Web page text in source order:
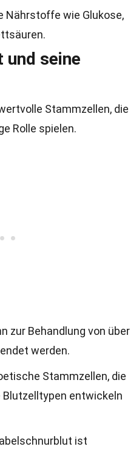
Nährstoffe wie Glukose,
und seine
Stammzellen, die
Rolle spielen.
zur Behandlung von über
werden.
Stammzellen, die
entwickeln
ist